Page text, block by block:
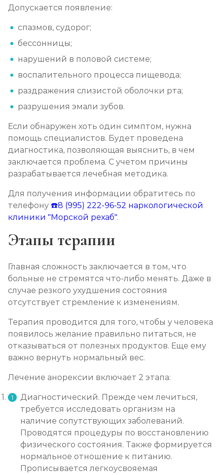
Допускается появление:
спазмов, судорог;
бессонницы;
нарушений в половой системе;
воспалительного процесса пищевода;
раздражения слизистой оболочки рта;
разрушения эмали зубов.
Если обнаружен хоть один симптом, нужна
помощь специалистов. Будет проведена
диагностика, позволяющая выяснить, в чем
заключается проблема. С учетом причины
разрабатывается лечебная методика.
Для получения информации обратитесь по
телефону ☎️8 (995) 222-96-52 наркологической
клиники "Морской рехаб".
Этапы терапии
Главная сложность заключается в том, что
больные не стремятся что-либо менять. Даже в
случае резкого ухудшения состояния
отсутствует стремление к изменениям.
Терапия проводится для того, чтобы у человека
появилось желание правильно питаться, не
отказываться от полезных продуктов. Еще ему
важно вернуть нормальный вес.
Лечение анорексии включает 2 этапа:
Диагностический. Прежде чем лечиться,
требуется исследовать организм на
наличие сопутствующих заболеваний.
Проводятся процедуры по восстановлению
физического состояния. Также формируется
нормальное отношение к питанию.
Прописывается легкоусвояемая